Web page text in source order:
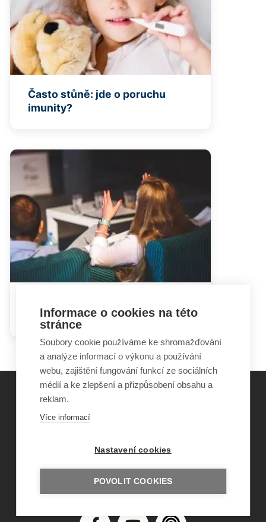
Často stůně: jde o poruchu
imunity?
ublížit i prospět
©Obecně prospěšná společnost Sirius
ISSN 1805-8876
nazory@sancedetem.cz
Odběr novinek e-mailem
Informace o cookies na této
stránce
Soubory cookie používáme ke shromažďování
a analýze informací o výkonu a používání
webu, zajištění fungování funkcí ze sociálních
médií a ke zlepšení a přizpůsobení obsahu a
reklam.
Více informací
Nastavení cookies
POVOLIT COOKIES